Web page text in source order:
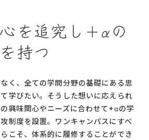
を追究し+αの
持つ
く、全ての学問分野の基礎にある思
学びたい。そうした想いに応えられ
興味関心やニーズに合わせて+αの学
制度を設置。ワンキャンパスにすべ
こそ、体系的に履修することができ